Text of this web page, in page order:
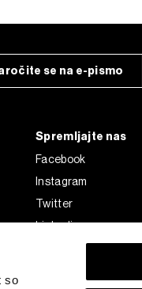
so
se na e-pismo
Spremljajte nas
Facebook
Instagram
Twitter
Linkedin